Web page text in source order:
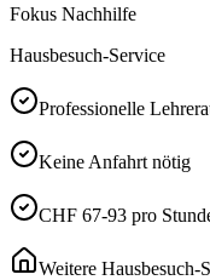
Fokus Nachhilfe
Hausbesuch-Service
Professionelle
Keine Anfahrt nötig
CHF 67-93 pro
Weitere Hausbesuch-